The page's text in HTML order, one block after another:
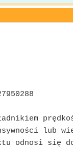
lub
odnosi się